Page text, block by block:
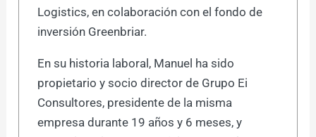
Logistics, en colaboración con el fondo de
inversión Greenbriar.
En su historia laboral, Manuel ha sido
propietario y socio director de Grupo Ei
Consultores, presidente de la misma
empresa durante 19 años y 6 meses, y